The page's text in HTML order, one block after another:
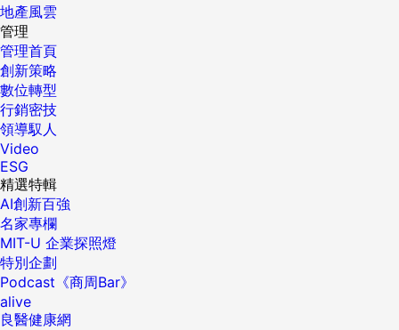
地產風雲
管理
管理首頁
創新策略
數位轉型
行銷密技
領導馭人
Video
ESG
精選特輯
AI創新百強
名家專欄
MIT-U 企業探照燈
特別企劃
Podcast《商周Bar》
alive
良醫健康網